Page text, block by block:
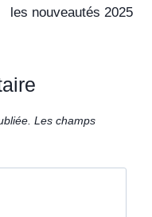
les nouveautés 2025
Les champs